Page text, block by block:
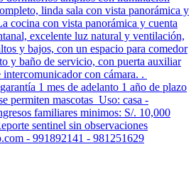
linda sala con vista panorámica y
cocina con vista panorámica y cuenta
excelente luz natural y ventilación,
y bajos, con un espacio para comedor
y baño de servicio, con puerta auxiliar
intercomunicador con cámara. .
1 mes de adelanto 1 año de plazo
permiten mascotas Uso: casa -
familiares minimos: S/. 10,000
sentinel sin observaciones
- 991892141 - 981251629